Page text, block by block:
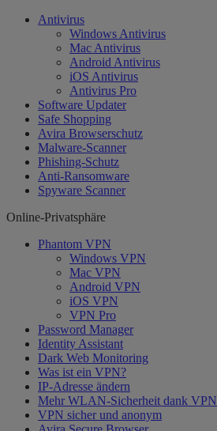
Antivirus
Windows Antivirus
Mac Antivirus
Android Antivirus
iOS Antivirus
Antivirus Pro
Software Updater
Safe Shopping
Avira Browserschutz
Malware-Scanner
Phishing-Schutz
Anti-Ransomware
Spyware Scanner
Online-Privatsphäre
Phantom VPN
Windows VPN
Mac VPN
Android VPN
iOS VPN
VPN Pro
Password Manager
Identity Assistant
Dark Web Monitoring
Was ist ein VPN?
IP-Adresse ändern
Mehr WLAN-Sicherheit dank VPN
VPN sicher und anonym